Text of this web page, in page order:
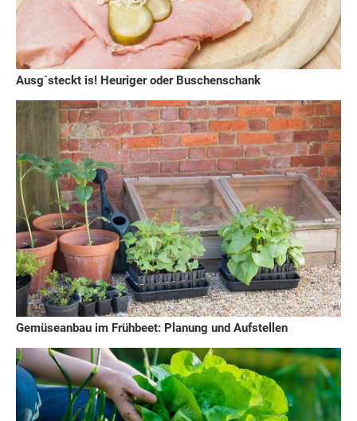
Ausg`steckt is! Heuriger oder Buschenschank
Gemüseanbau im Frühbeet: Planung und Aufstellen